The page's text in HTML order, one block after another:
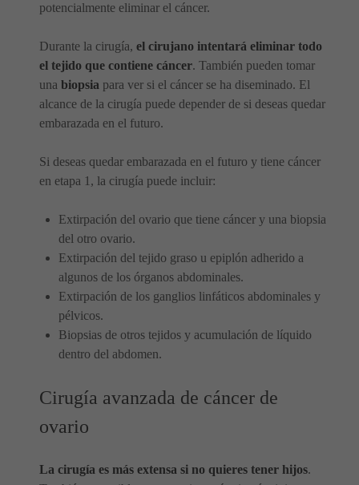
potencialmente eliminar el cáncer.
Durante la cirugía, el cirujano intentará eliminar todo
el tejido que contiene cáncer. También pueden tomar
una biopsia para ver si el cáncer se ha diseminado. El
alcance de la cirugía puede depender de si deseas quedar
embarazada en el futuro.
Si deseas quedar embarazada en el futuro y tiene cáncer
en etapa 1, la cirugía puede incluir:
Extirpación del ovario que tiene cáncer y una biopsia
del otro ovario.
Extirpación del tejido graso u epiplón adherido a
algunos de los órganos abdominales.
Extirpación de los ganglios linfáticos abdominales y
pélvicos.
Biopsias de otros tejidos y acumulación de líquido
dentro del abdomen.
Cirugía avanzada de cáncer de
ovario
La cirugía es más extensa si no quieres tener hijos.